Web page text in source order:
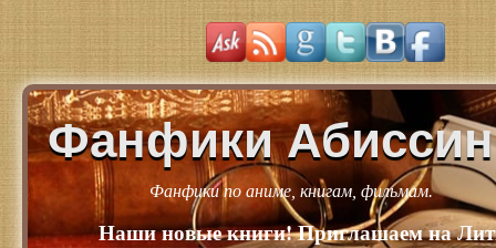
Фанфики Абиссин
Фанфики по аниме, книгам, фильмам.
Наши новые книги! Приглашаем на